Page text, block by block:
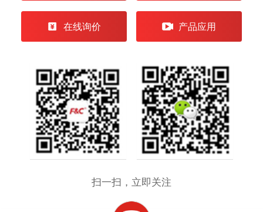
在线询价 产品应用
扫一扫，立即关注